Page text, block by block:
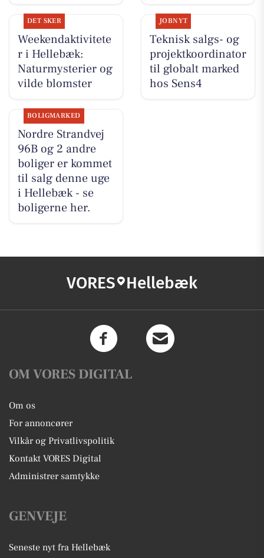
DET SKER
Weekendaktivitete
r i Hellebæk:
Naturmysterier og
vilde blomster
JOBNYT
Teknisk salgs- og
projektkoordinator
til globalt marked
hos Sens4
BOLIGMARKED
Nordre Strandvej
96B og 2 andre
boliger er kommet
til salg denne uge
i Hellebæk - se
boligerne her.
VORES Hellebæk
OM VORES DIGITAL
Om os
For annoncører
Vilkår og Privatlivspolitik
Kontakt VORES Digital
Administrer samtykke
GENVEJE
Seneste nyt fra Hellebæk